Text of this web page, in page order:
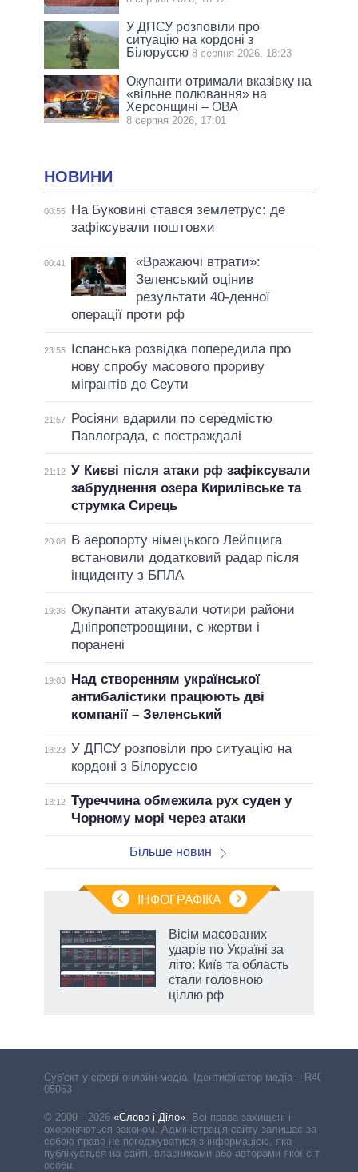
У ДПСУ розповіли про
ситуацію на кордоні з
Білоруссю 8 серпня 2026, 18:23
Окупанти отримали вказівку на
«вільне полювання» на
Херсонщині – ОВА
8 серпня 2026, 17:01
НОВИНИ
00:55
На Буковині стався землетрус: де
зафіксували поштовхи
00:41
«Вражаючі втрати»:
Зеленський оцінив
результати 40-денної
операції проти рф
23:55
Іспанська розвідка попередила про
нову спробу масового прориву
мігрантів до Сеути
21:57
Росіяни вдарили по середмістю
Павлограда, є постраждалі
21:12 У Києві після атаки рф зафіксували
забруднення озера Кирилівське та
струмка Сирець
20:08
В аеропорту німецького Лейпцига
встановили додатковий радар після
інциденту з БПЛА
19:36 Окупанти атакували чотири райони
Дніпропетровщини, є жертви і
поранені
19:03
Над створенням української
антибалістики працюють дві
компанії – Зеленський
18:23 У ДПСУ розповіли про ситуацію на
кордоні з Білоруссю
18:12 Туреччина обмежила рух суден у
Чорному морі через атаки
Більше новин
ІНФОГРАФІКА
Вісім масованих
ударів по Україні за
літо: Київ та область
стали головною
ціллю рф
Cуб'єкт у сфері онлайн-медіа. Ідентифікатор медіа – R40-
05063
© 2009—2026 «Слово і Діло» Всі права захищені і
охороняються законом. Адміністрація сайту залишає за
собою право не погоджуватися з інформацією, яка
публікується на сайті, власниками або авторами якої є треті
особи.